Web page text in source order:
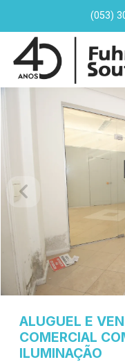
(053)
ALUGUEL E
COMERCIAL
ILUMINAÇÃO